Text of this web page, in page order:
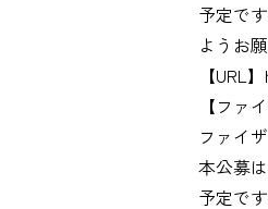
予定で
ようお
【URL
【ファ
ファイ
本公募
予定で